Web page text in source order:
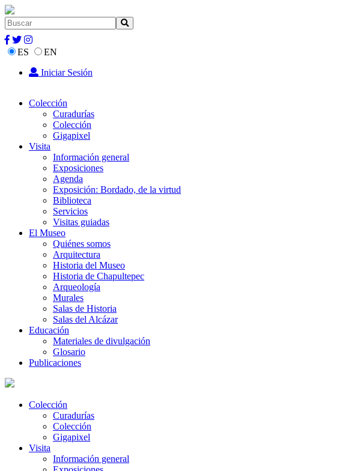
ES
EN
Iniciar Sesión
Colección
Curadurías
Colección
Gigapixel
Visita
Información general
Exposiciones
Agenda
Exposición: Bordado, de la virtud
Biblioteca
Servicios
Visitas guiadas
El Museo
Quiénes somos
Arquitectura
Historia del Museo
Historia de Chapultepec
Arqueología
Murales
Salas de Historia
Salas del Alcázar
Educación
Materiales de divulgación
Glosario
Publicaciones
Colección
Curadurías
Colección
Gigapixel
Visita
Información general